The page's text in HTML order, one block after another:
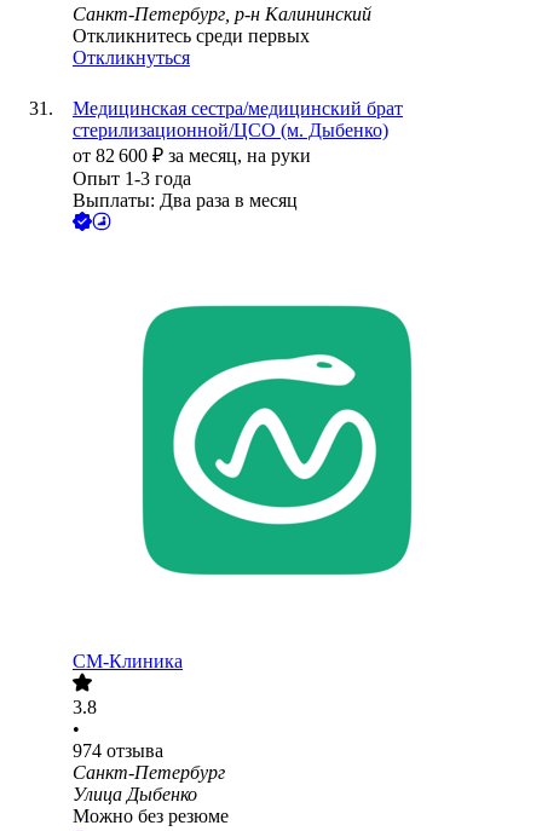
Санкт-Петербург, р-н Калининский
Откликнитесь среди первых
Откликнуться
Медицинская сестра/медицинский брат
стерилизационной/ЦСО (м. Дыбенко)
от 82 600 ₽ за месяц, на руки
Опыт 1-3 года
Выплаты: Два раза в месяц
СМ-Клиника
3.8
•
974 отзыва
Санкт-Петербург
Улица Дыбенко
Можно без резюме